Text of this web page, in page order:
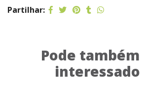
Partilhar:
Pode
interessado